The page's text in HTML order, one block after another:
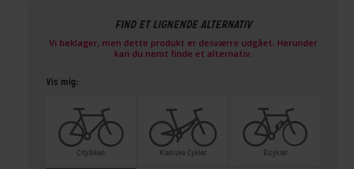
FIND ET LIGNENDE ALTERNATIV
Vi beklager, men dette produkt er desværre udgået. Herunder
kan du nemt finde et alternativ.
Vis mig:
Citybikes Klasiske Cykler Elcykler